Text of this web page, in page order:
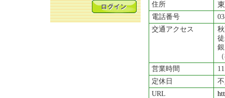
住所
電話番号
交通アクセス
営業時間
定休日
URL